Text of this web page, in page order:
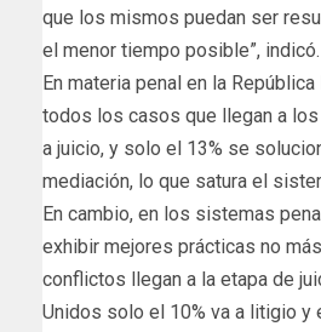
que los mismos puedan ser
el menor tiempo posible”, indicó.
En materia penal en la
todos los casos que llegan a
a juicio, y solo el 13% se
mediación, lo que satura el
En cambio, en los sistemas
exhibir mejores prácticas no
conflictos llegan a la etapa de
Unidos solo el 10% va a litigio y